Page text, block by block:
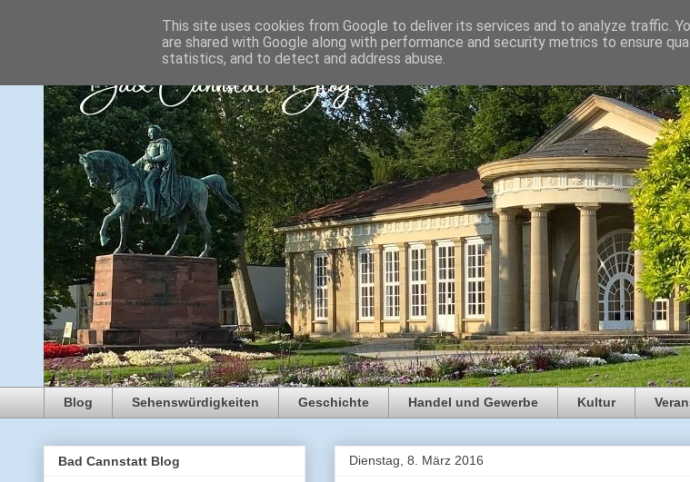
Blog Sehenswürdigkeiten Geschichte Handel und Gewerbe Kultur
Dienstag, 8. März 2016
Bad Cannstatt Blog
This site uses cookies from Google to deliver its services and to analyze traffic.
are shared with Google along with performance and security metrics to ensure
statistics, and to detect and address abuse.